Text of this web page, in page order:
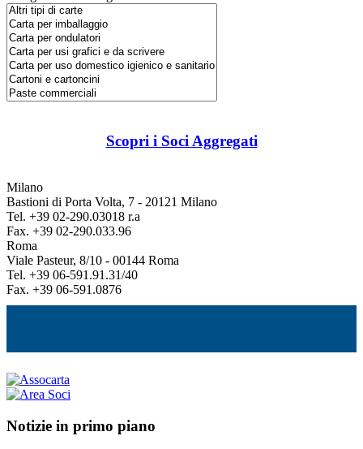
Scopri i Soci Aggregati
Milano
Bastioni di Porta Volta, 7 - 20121 Milano
Tel. +39 02-290.03018 r.a
Fax. +39 02-290.033.96
Roma
Viale Pasteur, 8/10 - 00144 Roma
Tel. +39 06-591.91.31/40
Fax. +39 06-591.0876
Notizie in primo piano